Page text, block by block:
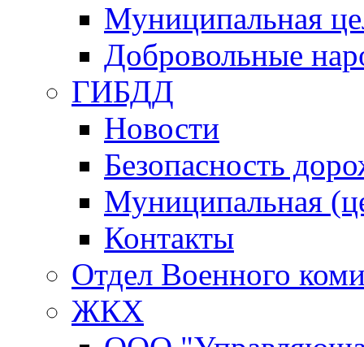
Муниципальная
Добровольные
ГИБДД
Новости
Безопасность
Муниципальная
Контакты
Отдел Военного
ЖКХ